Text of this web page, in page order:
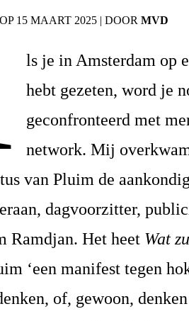
15 MAART 2025 |DOOR MVD
ls je in Amsterdam op
hebt gezeten, word je
geconfronteerd met
network. Mij
van Pluim de
dagvoorzitter,
Ramdjan. Het heet Wat
‘een manifest tegen
of, gewoon,